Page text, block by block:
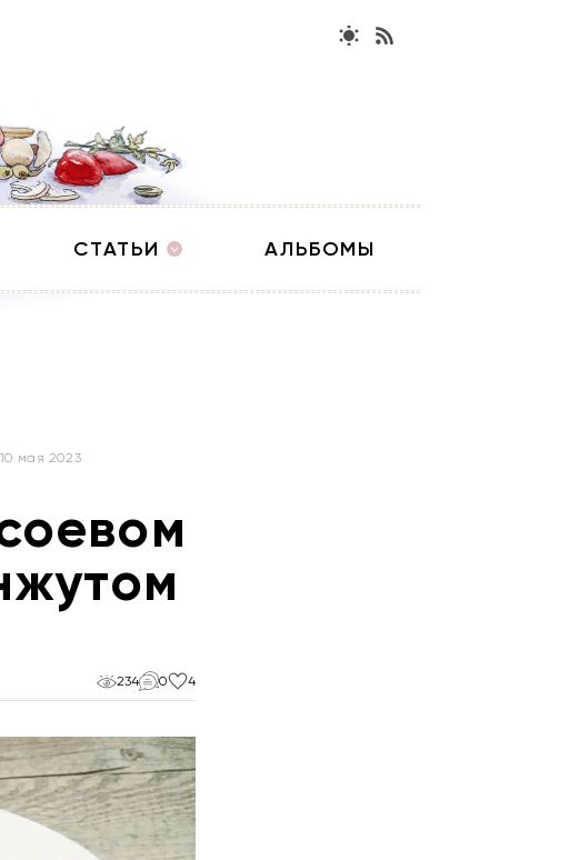
СТАТЬИ АЛЬБОМЫ
10 мая 2023
234 0 4